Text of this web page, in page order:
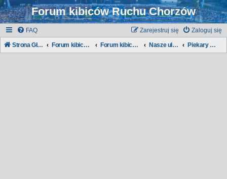
Forum kibiców Ruchu Chorzów
FAQ Zaloguj się
Zarejestruj się
Strona Główna Forum kibiców Ruchu Forum kibiców: Nasze ulice, nasze dzielnice... Piekary Śląskie